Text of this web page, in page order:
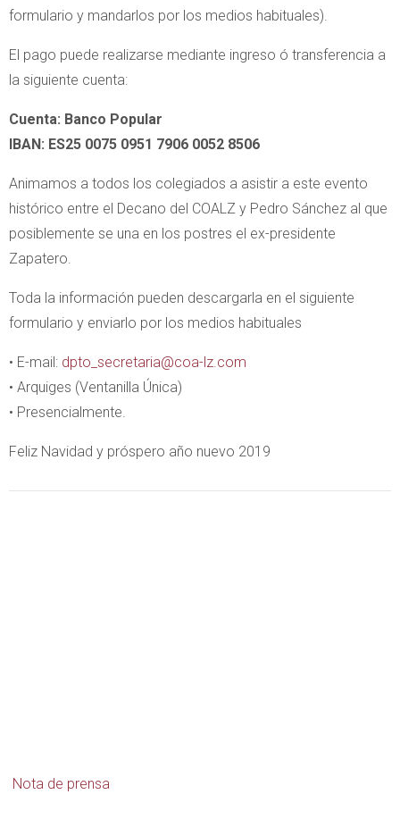
formulario y mandarlos por los medios habituales).
El pago puede realizarse mediante ingreso ó transferencia a
la siguiente cuenta:
Cuenta: Banco Popular
IBAN: ES25 0075 0951 7906 0052 8506
Animamos a todos los colegiados a asistir a este evento
histórico entre el Decano del COALZ y Pedro Sánchez al que
posiblemente se una en los postres el ex-presidente
Zapatero.
Toda la información pueden descargarla en el siguiente
formulario y enviarlo por los medios habituales
• E-mail: dpto_secretaria@coa-lz.com
• Arquiges (Ventanilla Única)
• Presencialmente.
Feliz Navidad y próspero año nuevo 2019
Nota de prensa